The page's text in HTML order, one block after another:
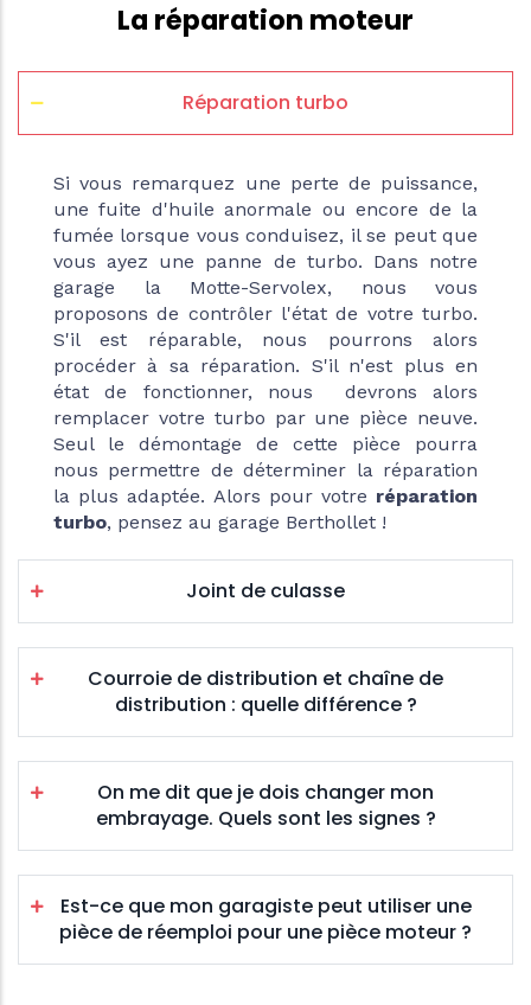
La réparation moteur
Réparation turbo
Si vous remarquez une perte de puissance,
une fuite d'huile anormale ou encore de la
fumée lorsque vous conduisez, il se peut que
vous ayez une panne de turbo. Dans notre
garage la Motte-Servolex, nous vous
proposons de contrôler l'état de votre turbo.
S'il est réparable, nous pourrons alors
procéder à sa réparation. S'il n'est plus en
état de fonctionner, nous devrons alors
remplacer votre turbo par une pièce neuve.
Seul le démontage de cette pièce pourra
nous permettre de déterminer la réparation
la plus adaptée. Alors pour votre réparation
turbo, pensez au garage Berthollet !
Joint de culasse
Courroie de distribution et chaîne de
distribution : quelle différence ?
On me dit que je dois changer mon
embrayage. Quels sont les signes ?
Est-ce que mon garagiste peut utiliser une
pièce de réemploi pour une pièce moteur ?